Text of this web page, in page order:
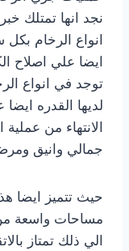
نجد انها تمتلك
انواع الرخام بكل
ايضا علي اصلاح
توجد في انواع
لديها القدره
الانتهاء من
جمالي وانيق
حيث تتميز ايضا
مساحات واسعة من
الي ذلك تمتاز